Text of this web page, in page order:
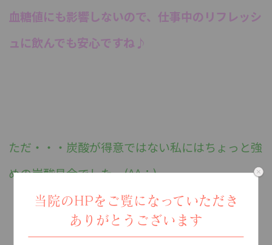
血糖値にも影響しないので、仕事中のリフレッシ
ュに飲んでも安心ですね♪
ただ・・・炭酸が得意ではない私にはちょっと強
めの炭酸具合でした。(^^；)
当院のHPをご覧になっていただき
ありがとうございます